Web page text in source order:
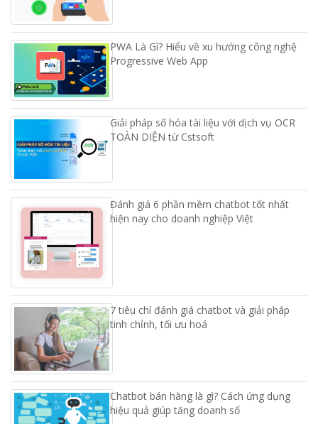
PWA Là Gì? Hiểu về xu hướng công nghệ
Progressive Web App
Giải pháp số hóa tài liệu với dịch vụ OCR
TOÀN DIỆN từ Cstsoft
Đánh giá 6 phần mềm chatbot tốt nhất
hiện nay cho doanh nghiệp Việt
7 tiêu chí đánh giá chatbot và giải pháp
tinh chỉnh, tối ưu hoá
Chatbot bán hàng là gì? Cách ứng dụng
hiệu quả giúp tăng doanh số